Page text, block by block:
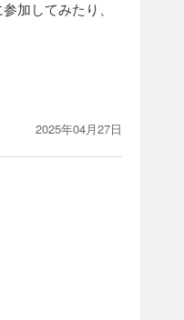
加してみたり、
2025年04月27日